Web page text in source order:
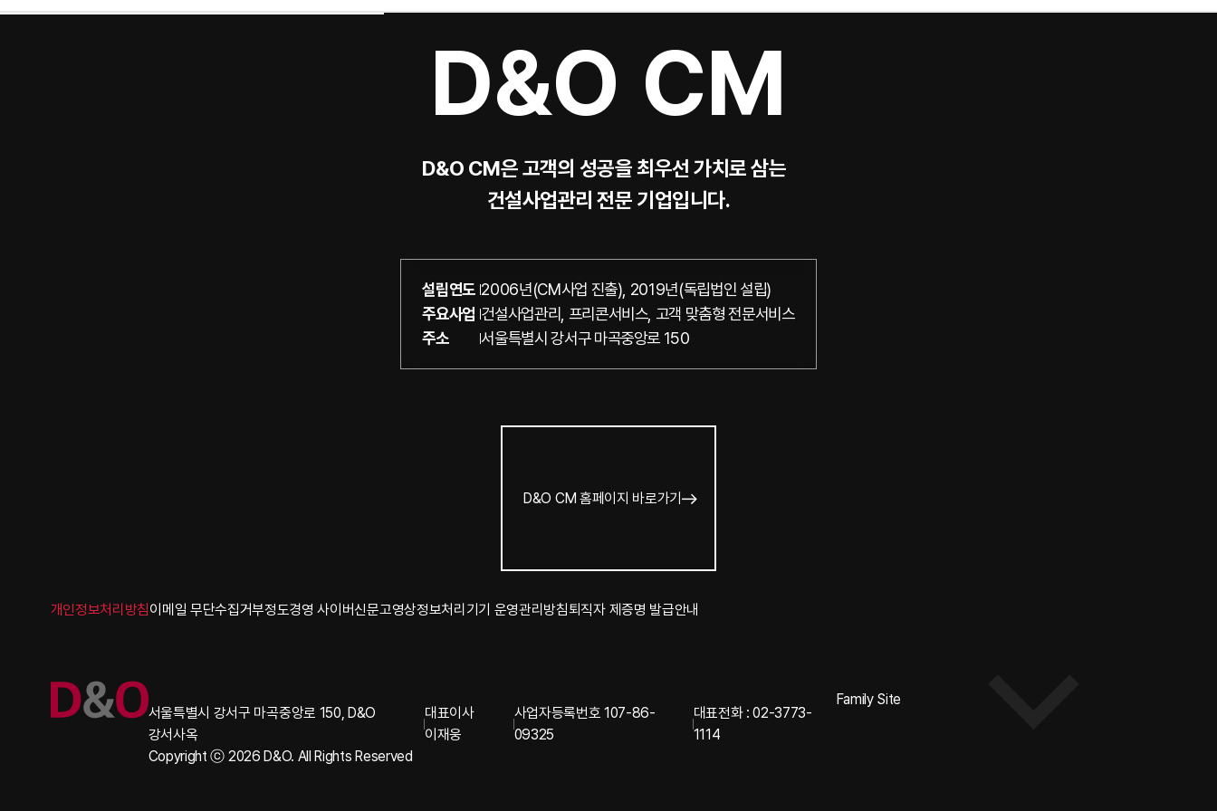
D&O CM
D&O CM은 고객의 성공을 최우선 가치로 삼는
건설사업관리 전문 기업입니다.
설립연도 2006년(CM사업 진출), 2019년(독립법인 설립)
주요사업 건설사업관리, 프리콘서비스, 고객 맞춤형 전문서비스
주소
서울특별시 강서구 마곡중앙로 150
D&O CM 홈페이지 바로가기
Footer
개인정보처리방침이메일 무단수집거부정도경영 사이버신문고영상정보처리기기 운영관리방침퇴직자 제증명 발급안내
서울특별시 강서구 마곡중앙로 150, D&O
강서사옥
대표이사
이재웅
사업자등록번호 107-86-
09325
대표전화 : 02-3773-
1114
Copyright ⓒ 2026 D&O. All Rights Reserved
Family Site